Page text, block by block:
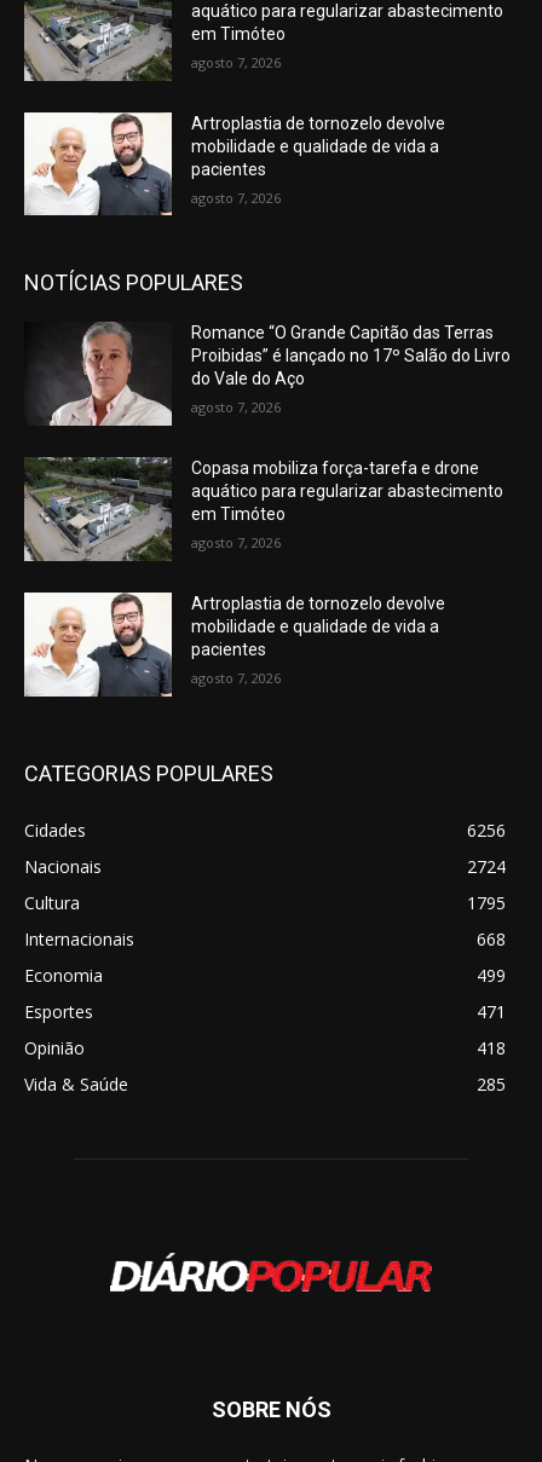
aquático para regularizar abastecimento
em Timóteo
agosto 7, 2026
Artroplastia de tornozelo devolve
mobilidade e qualidade de vida a
pacientes
agosto 7, 2026
NOTÍCIAS POPULARES
Romance “O Grande Capitão das Terras
Proibidas” é lançado no 17º Salão do Livro
do Vale do Aço
agosto 7, 2026
Copasa mobiliza força-tarefa e drone
aquático para regularizar abastecimento
em Timóteo
agosto 7, 2026
Artroplastia de tornozelo devolve
mobilidade e qualidade de vida a
pacientes
agosto 7, 2026
CATEGORIAS POPULARES
Cidades
6256
Nacionais
2724
Cultura
1795
Internacionais
668
Economia
499
Esportes
471
Opinião
418
Vida & Saúde
285
SOBRE NÓS